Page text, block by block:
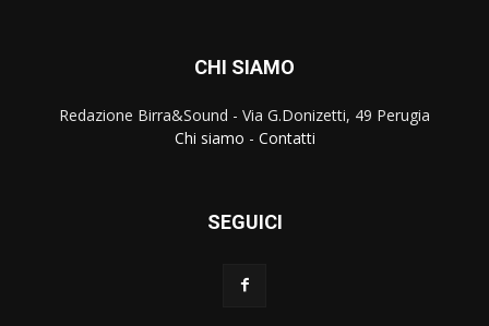
CHI SIAMO
Redazione Birra&Sound - Via G.Donizetti, 49 Perugia
Chi siamo - Contatti
SEGUICI